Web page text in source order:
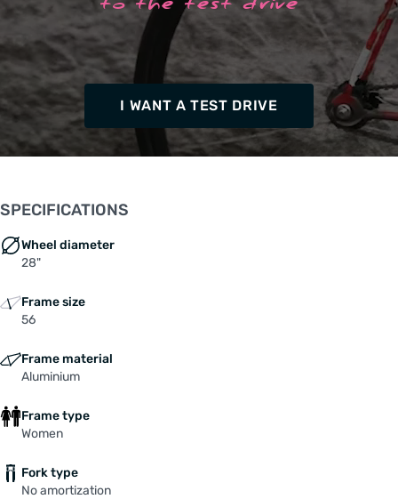
I WANT A TEST DRIVE
SPECIFICATIONS
Wheel diameter
28"
Frame size
56
Frame material
Aluminium
Frame type
Women
Fork type
No amortization